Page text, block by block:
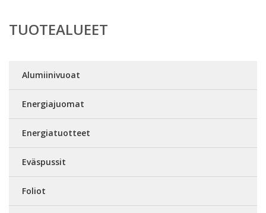
TUOTEALUEET
Alumiinivuoat
Energiajuomat
Energiatuotteet
Eväspussit
Foliot